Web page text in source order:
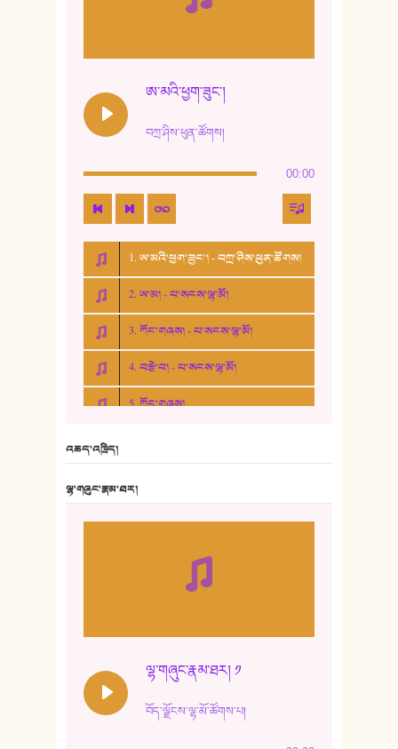
ཨ་མའི་ཕྱག་ཟུང་།
བཀྲ་ཤིས་ཕུན་ཚོགས།
00:00
1. ཨ་མའི་ཕྱག་ཟུང་། - བཀྲ་ཤིས་ཕུན་ཚོགས།
2. ཨ་མ། - པ་སངས་ལྷ་མོ།
3. ཀོང་གཞས། - པ་སངས་ལྷ་མོ།
4. བརྩེ་བ། - པ་སངས་ལྷ་མོ།
5. ཀོང་གཞས།
10. ཆང་གཞས། ༣
འཆད་འཁྲིད།
ལྷ་གཞུང་རྣམ་ཐར།
ལྷ་གཞུང་རྣམ་ཐར། ༡
བོད་ལྗོངས་ལྷ་མོ་ཚོགས་པ།